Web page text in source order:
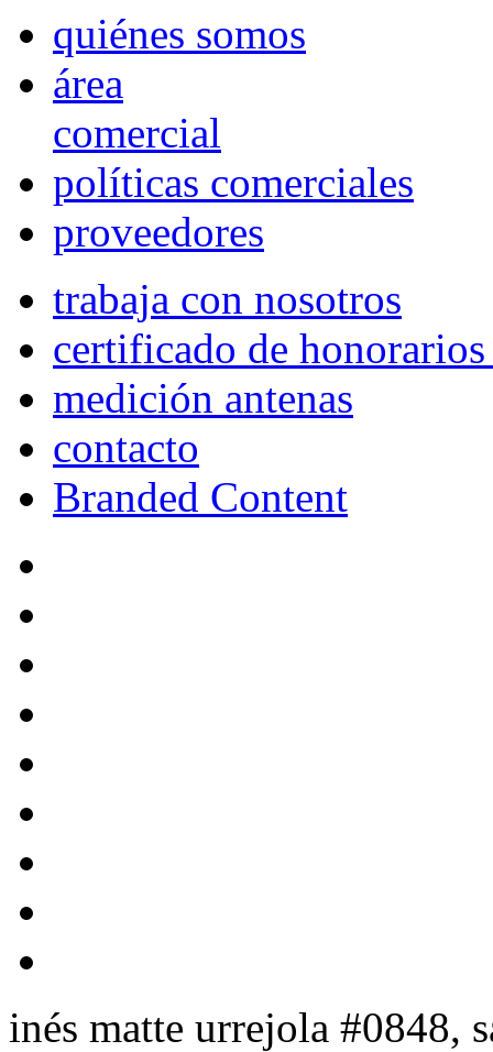
quiénes somos
área
comercial
políticas comerciales
proveedores
trabaja con nosotros
certificado de
medición antenas
contacto
Branded Content
inés matte urrejola #0848,